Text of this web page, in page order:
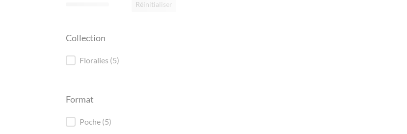
Réinitialiser
Collection
Collection
Floralies (5)
Format
Format
Poche (5)